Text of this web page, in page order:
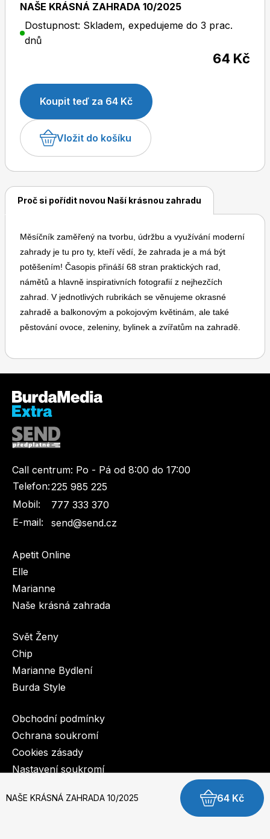
Dětské časopisy
Burda Best of
Burda Kids
Toprecepty.cz
NAŠE KRÁSNÁ ZAHRADA 10/2025 64 Kč
NAŠE KRÁSNÁ ZAHRADA 10/2025
Dostupnost: Skladem, expedujeme do 3 prac.
dnů
64 Kč
Koupit teď za 64 Kč
Vložit do košíku
Proč si pořídit novou Naší krásnou zahradu
Měsíčník zaměřený na tvorbu, údržbu a využívání moderní
zahrady je tu pro ty, kteří vědí, že zahrada je a má být
potěšením! Časopis přináší 68 stran praktických rad,
námětů a hlavně inspirativních fotografií z nejhezčích
zahrad. V jednotlivých rubrikách se věnujeme okrasné
zahradě a balkonovým a pokojovým květinám, ale také
pěstování ovoce, zeleniny, bylinek a zvířatům na zahradě.
Call centrum: Po - Pá od 8:00 do 17:00
Telefon:225 985 225
Mobil:
777 333 370
E-mail:
send@send.cz
Apetit Online
Elle
Marianne
Naše krásná zahrada
Svět Ženy
Chip
Marianne Bydlení
Burda Style
Obchodní podmínky
Ochrana soukromí
Cookies zásady
Nastavení soukromí
© 2003-2026 BurdaMedia Extra s.r.o.